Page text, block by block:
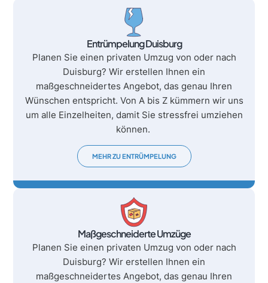
Entrümpelung Duisburg
Planen Sie einen privaten Umzug von oder nach
Duisburg? Wir erstellen Ihnen ein
maßgeschneidertes Angebot, das genau Ihren
Wünschen entspricht. Von A bis Z kümmern wir uns
um alle Einzelheiten, damit Sie stressfrei umziehen
können.
MEHR ZU ENTRÜMPELUNG
Maßgeschneiderte Umzüge
Planen Sie einen privaten Umzug von oder nach
Duisburg? Wir erstellen Ihnen ein
maßgeschneidertes Angebot, das genau Ihren